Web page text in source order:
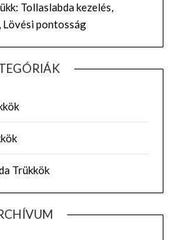
Tollaslabda kezelés,
Lövési pontosság
Trükkök